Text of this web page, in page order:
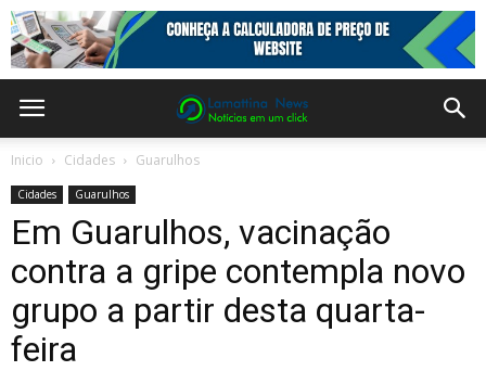
Inicio Cidades Guarulhos
Cidades Guarulhos
Em Guarulhos, vacinação
contra a gripe contempla novo
grupo a partir desta quarta-
feira